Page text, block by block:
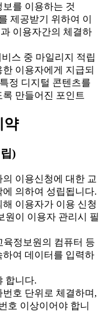
를 이용하는 것
제공받기 위하여 이
이용자간의 체결하
스 중 마일리지 적립
이용자에게 지급되
정 디지털 콘텐츠를
만들어진 포인트
약
)
이용신청에 대한 교
의하여 성립됩니다.
이용자가 이용 신청
원이 이용자 관리시 필
정보원의 컴퓨터 등
여 데이터를 입력하
합니다.
호 단위로 체결하며,
호 이상이어야 합니